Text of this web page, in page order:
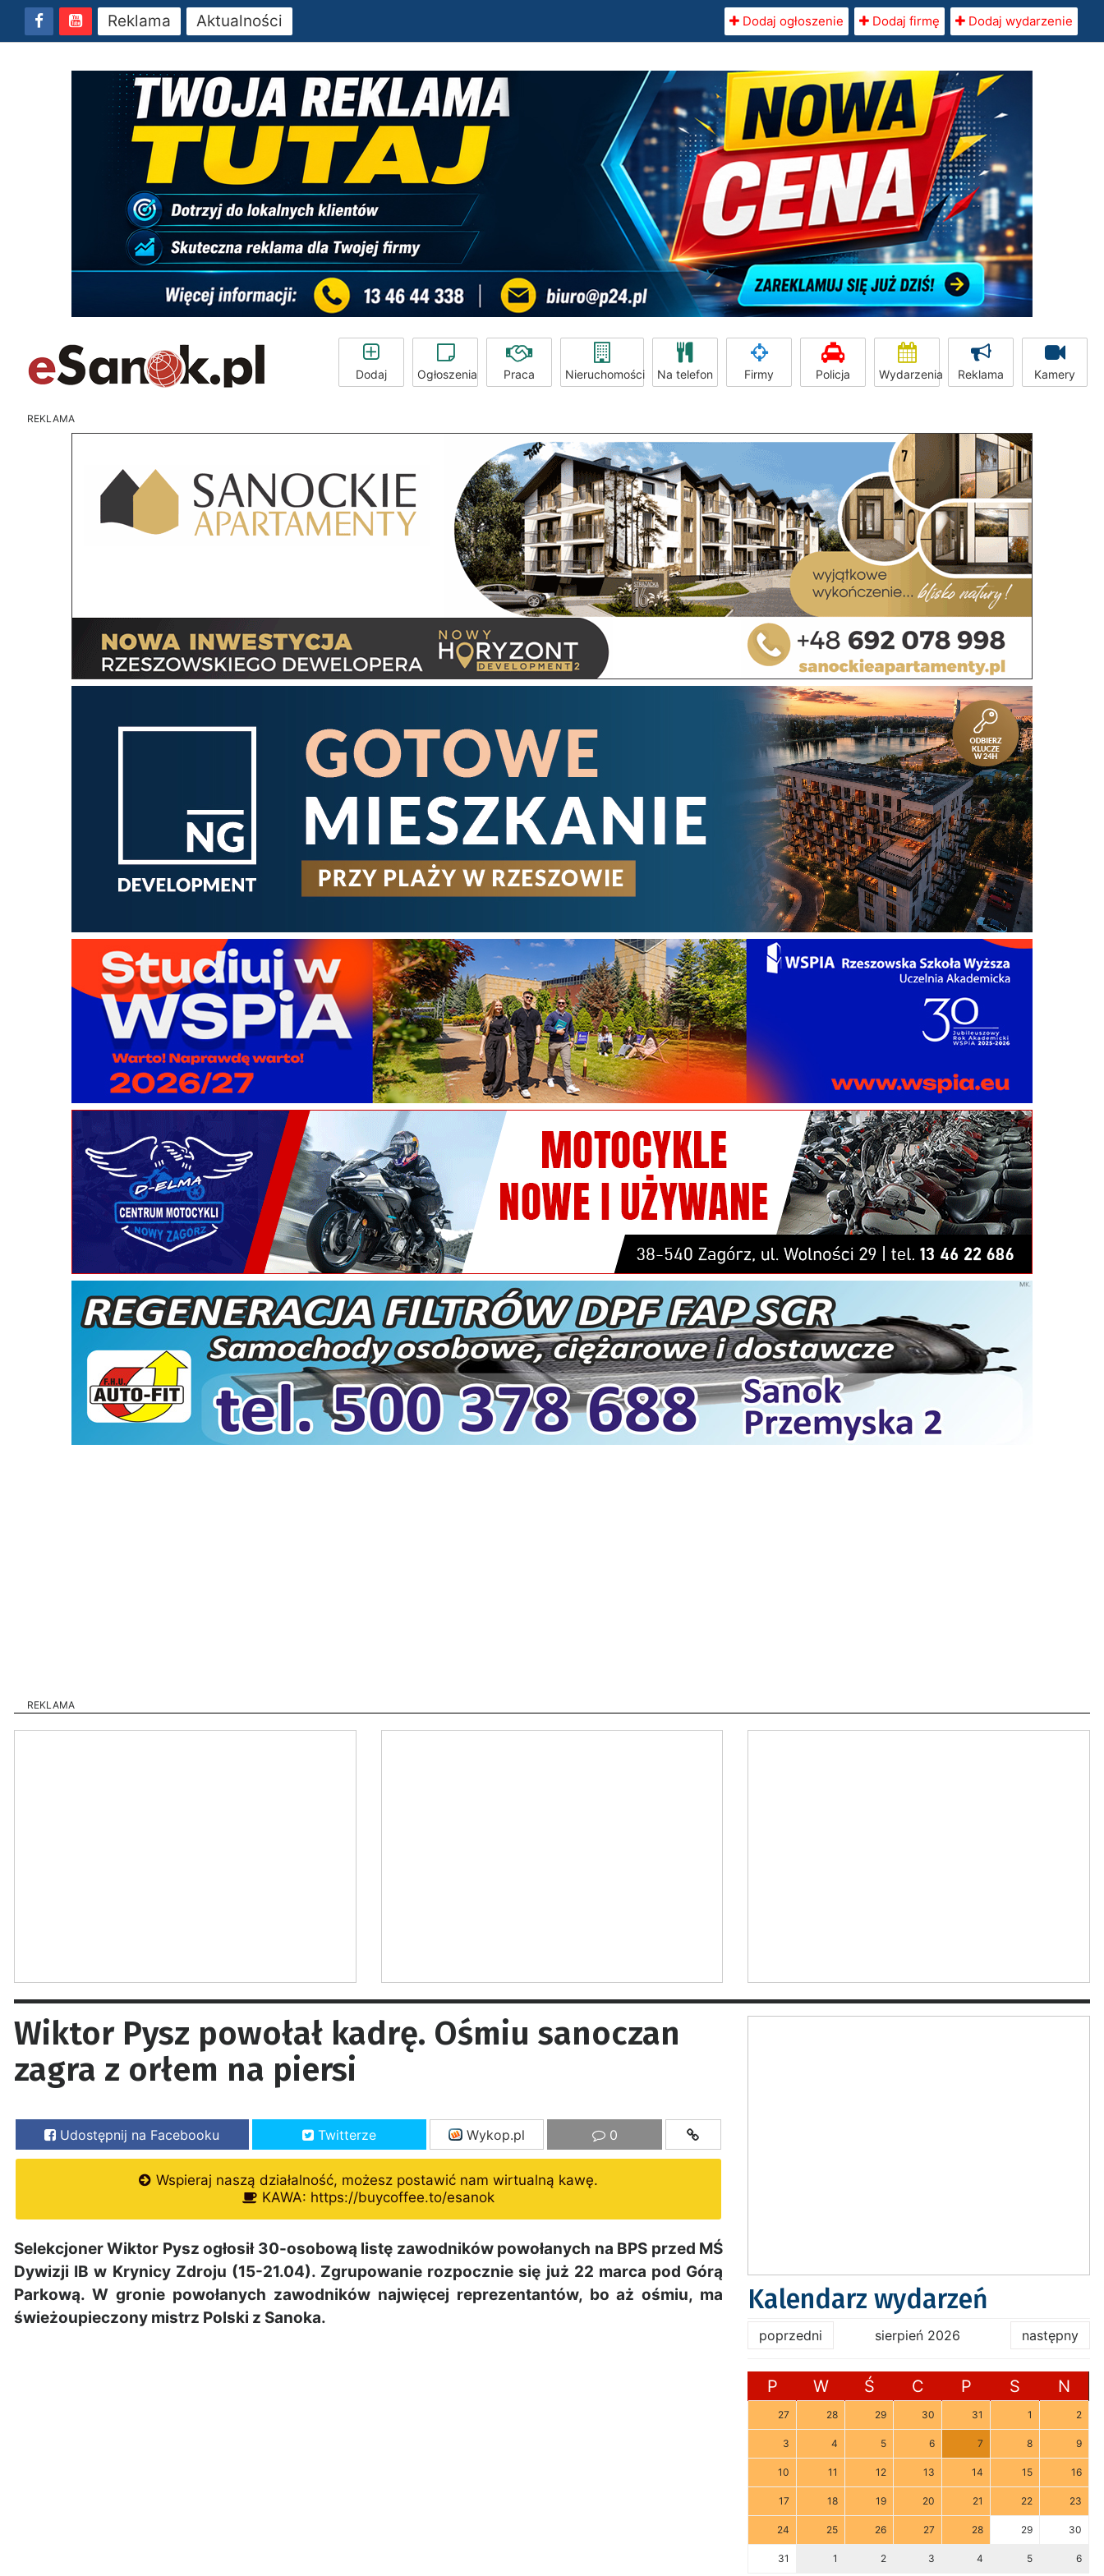
Reklama Aktualności Dodaj ogłoszenie Dodaj firmę Dodaj wydarzenie
Dodaj Ogłoszenia Praca Nieruchomości Na telefon Firmy Policja Wydarzenia Reklama Kamery
REKLAMA
REKLAMA
Wiktor Pysz powołał kadrę. Ośmiu sanoczan
zagra z orłem na piersi
Udostępnij na Facebooku Twitterze Wykop.pl 0
Wspieraj naszą działalność, możesz postawić nam wirtualną kawę.
KAWA: https://buycoffee.to/esanok
Selekcjoner Wiktor Pysz ogłosił 30-osobową listę zawodników powołanych na BPS przed MŚ
Dywizji IB w Krynicy Zdroju (15-21.04). Zgrupowanie rozpocznie się już 22 marca pod Górą
Parkową. W gronie powołanych zawodników najwięcej reprezentantów, bo aż ośmiu, ma
świeżoupieczony mistrz Polski z Sanoka.
Kalendarz wydarzeń
poprzedni sierpień 2026 następny
P W Ś C P S N
27 28 29 30 31 1 2
3 4 5 6 7 8 9
10 11 12 13 14 15 16
17 18 19 20 21 22 23
24 25 26 27 28 29 30
31 1 2 3 4 5 6